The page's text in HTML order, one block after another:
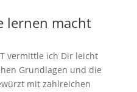
lernen macht
vermittle ich Dir leicht
Grundlagen und die
mit zahlreichen